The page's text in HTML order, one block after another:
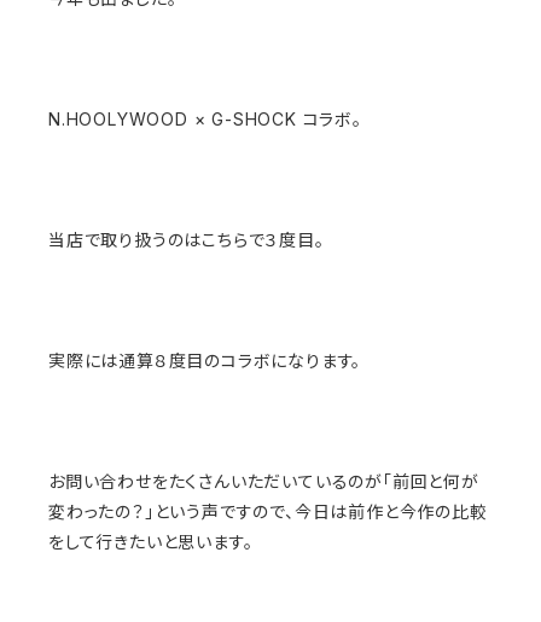
N.HOOLYWOOD × G-SHOCK コラボ。
当店で取り扱うのはこちらで３度目。
実際には通算８度目のコラボになります。
お問い合わせをたくさんいただいているのが「前回と何が
変わったの？」という声ですので、今日は前作と今作の比較
をして行きたいと思います。